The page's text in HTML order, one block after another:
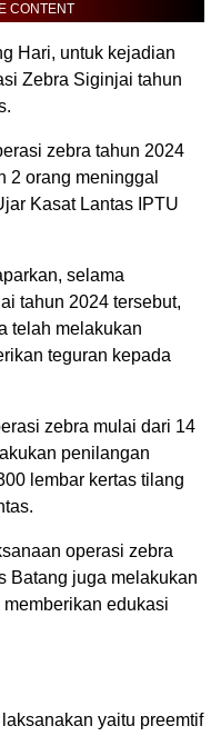
CONTENT
Hari, untuk kejadian
Zebra Siginjai tahun
zebra tahun 2024
2 orang meninggal
Kasat Lantas IPTU
selama
tahun 2024 tersebut,
telah melakukan
teguran kepada
zebra mulai dari 14
penilangan
lembar kertas tilang
operasi zebra
Batang juga melakukan
edukasi
yaitu preemtif